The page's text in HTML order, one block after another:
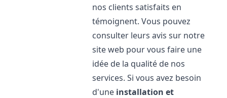
nos clients satisfaits en
témoignent. Vous pouvez
consulter leurs avis sur notre
site web pour vous faire une
idée de la qualité de nos
services. Si vous avez besoin
d'une installation et